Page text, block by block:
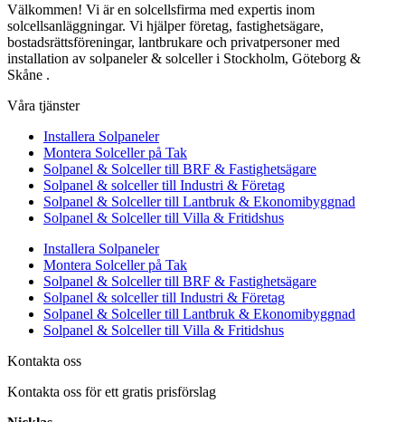
Välkommen! Vi är en solcellsfirma med expertis inom
solcellsanläggningar. Vi hjälper företag, fastighetsägare,
bostadsrättsföreningar, lantbrukare och privatpersoner med
installation av solpaneler & solceller i Stockholm, Göteborg &
Skåne .
Våra tjänster
Installera Solpaneler
Montera Solceller på Tak
Solpanel & Solceller till BRF & Fastighetsägare
Solpanel & solceller till Industri & Företag
Solpanel & Solceller till Lantbruk & Ekonomibyggnad
Solpanel & Solceller till Villa & Fritidshus
Installera Solpaneler
Montera Solceller på Tak
Solpanel & Solceller till BRF & Fastighetsägare
Solpanel & solceller till Industri & Företag
Solpanel & Solceller till Lantbruk & Ekonomibyggnad
Solpanel & Solceller till Villa & Fritidshus
Kontakta oss
Kontakta oss för ett gratis prisförslag